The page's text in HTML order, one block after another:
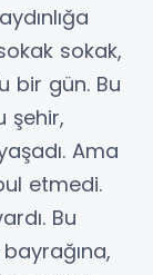
sokak,
bir gün. Bu
şehir,
Ama
etmedi.
Bu